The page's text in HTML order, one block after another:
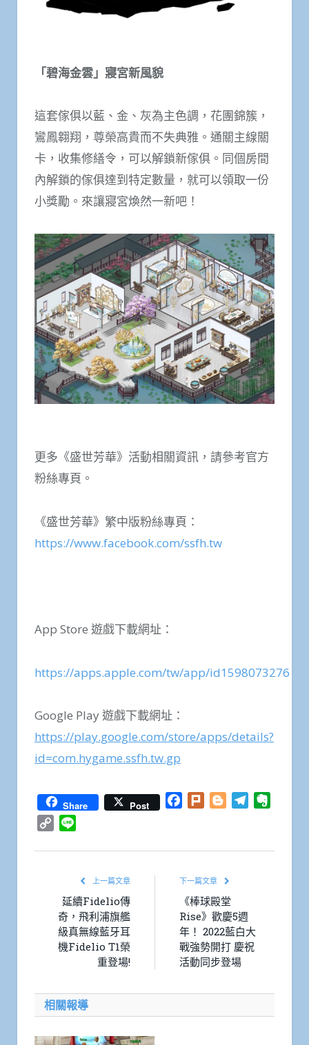
「碧海金雲」寢宮新風貌
這套傢俱以藍、金、灰為主色調，花團錦簇，
鸞鳳翱翔，尊榮高貴而不失典雅。通關主線關
卡，收集修繕令，可以解鎖新傢俱。同個房間
內解鎖的傢俱達到特定數量，就可以領取一份
小獎勵。來讓寢宮煥然一新吧！
更多《盛世芳華》活動相關資訊，請參考官方
粉絲專頁。
《盛世芳華》繁中版粉絲專頁：
https://www.facebook.com/ssfh.tw
App Store 遊戲下載網址：
https://apps.apple.com/tw/app/id1598073276
Google Play 遊戲下載網址：
https://play.google.com/store/apps/details?
id=com.hygame.ssfh.tw.gp
Share Post Facebook
Plurk BloggerTelegram
Copy
上一篇文章
延續Fidelio傳
奇，飛利浦旗艦
級真無線藍牙耳
機Fidelio T1榮
重登場!
下一篇文章
《棒球殿堂
Rise》歡慶5週
年！ 2022藍白大
戰強勢開打 慶祝
活動同步登場
相關報導